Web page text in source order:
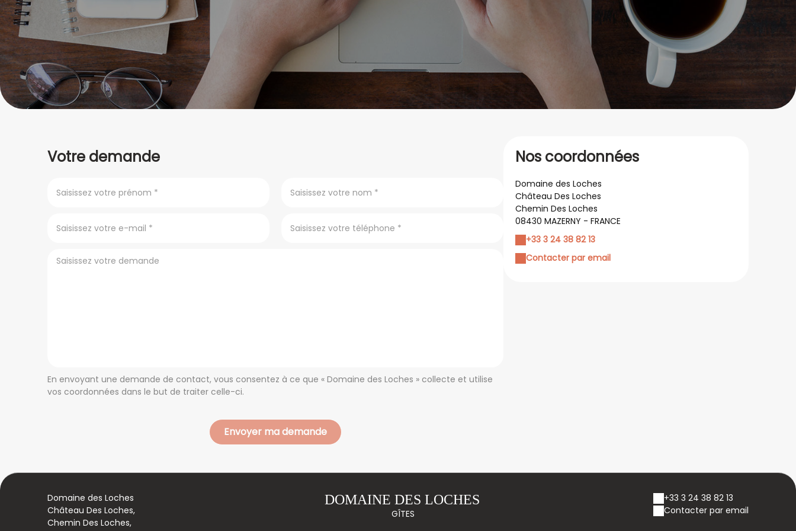
Votre demande
En envoyant une demande de contact, vous consentez à ce que « Domaine des Loches » collecte et utilise
vos coordonnées dans le but de traiter celle-ci.
Nos coordonnées
Domaine des Loches
Château Des Loches
Chemin Des Loches
08430 MAZERNY - FRANCE
+33 3 24 38 82 13
Contacter par email
Domaine des Loches
Château Des Loches,
Chemin Des Loches,
DOMAINE DES LOCHES
GÎTES
+33 3 24 38 82 13
Contacter par email